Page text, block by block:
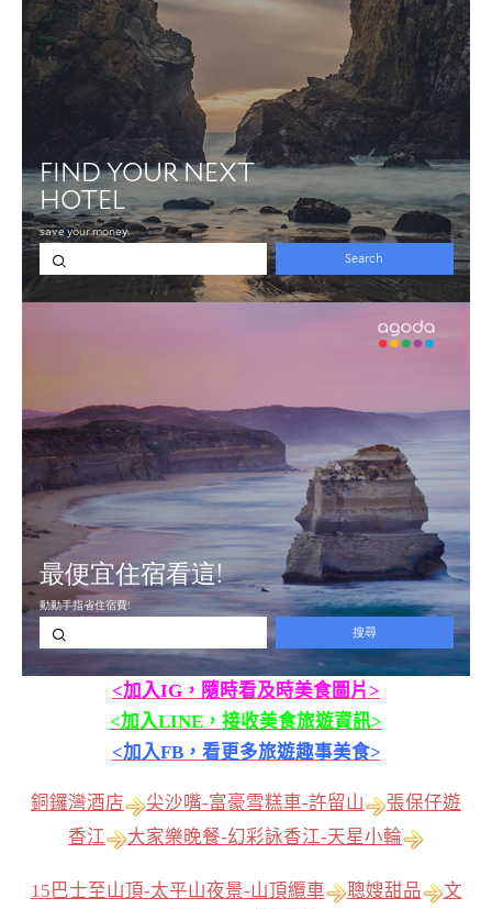
<加入IG，隨時看及時美食圖片>
<加入LINE，接收美食旅遊資訊>
<加入FB，看更多旅遊趣事美食>
銅鑼灣酒店 尖沙嘴-富豪雪糕車-許留山
張保仔遊
香江
大家樂晚餐-幻彩詠香江-天星小輪
15巴士至山頂-太平山夜景-山頂纜車 聰嫂甜品
文